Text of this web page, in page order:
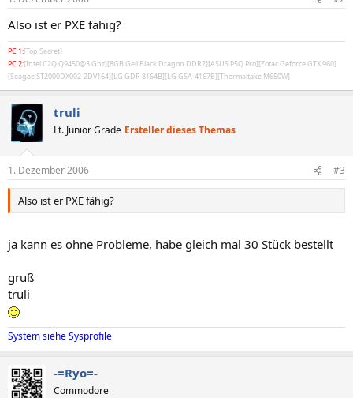
Also ist er PXE fähig?
PC 1:[Top Secret]
PC 2:[Intel C2Q Q9450@3 Ghz][8GB Geil Black Dragon DDR2][ASUS P5Q Pro][Zotac Geforce GTX 960]
[Seagae ST2000DX002-2DV164][LG GDR 8164B][LG GSA-4167B][Thermaltake M650W]
truli
Lt. Junior Grade Ersteller dieses Themas
1. Dezember 2006 #3
Also ist er PXE fähig?
ja kann es ohne Probleme, habe gleich mal 30 Stück bestellt
gruß
truli
System siehe Sysprofile
-=Ryo=-
Commodore